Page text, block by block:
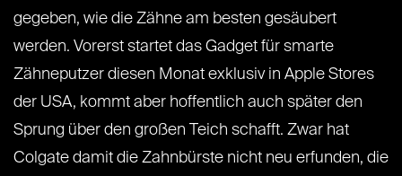
gegeben, wie die Zähne am besten gesäubert
werden. Vorerst startet das Gadget für smarte
Zähneputzer diesen Monat exklusiv in Apple Stores
der USA, kommt aber hoffentlich auch später den
Sprung über den großen Teich schafft. Zwar hat
Colgate damit die Zahnbürste nicht neu erfunden, die